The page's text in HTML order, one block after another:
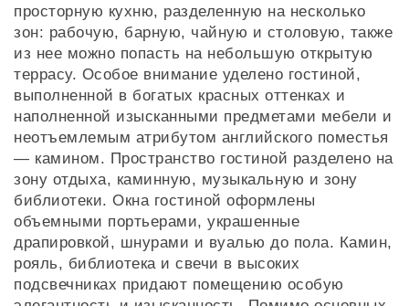
просторную кухню, разделенную на несколько
зон: рабочую, барную, чайную и столовую, также
из нее можно попасть на небольшую открытую
террасу. Особое внимание уделено гостиной,
выполненной в богатых красных оттенках и
наполненной изысканными предметами мебели и
неотъемлемым атрибутом английского поместья
— камином. Пространство гостиной разделено на
зону отдыха, каминную, музыкальную и зону
библиотеки. Окна гостиной оформлены
объемными портьерами, украшенные
драпировкой, шнурами и вуалью до пола. Камин,
рояль, библиотека и свечи в высоких
подсвечниках придают помещению особую